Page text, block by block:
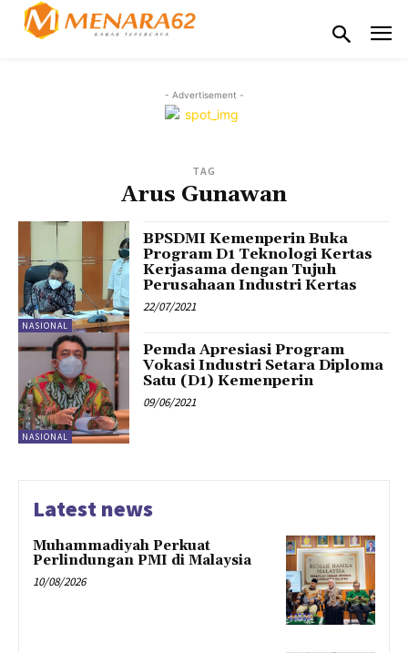
- Advertisement -
TAG
Arus Gunawan
NASIONAL
BPSDMI Kemenperin Buka
Program D1 Teknologi Kertas
Kerjasama dengan Tujuh
Perusahaan Industri Kertas
22/07/2021
NASIONAL
Pemda Apresiasi Program
Vokasi Industri Setara Diploma
Satu (D1) Kemenperin
09/06/2021
Latest news
Muhammadiyah Perkuat
Perlindungan PMI di Malaysia
10/08/2026